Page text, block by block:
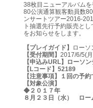
38枚目ニューアルバム
80公演通算観客動員数
ンサートツアー2016-
ト抽選先行予約販売と
をお知らせをします。
【プレイガイド】
ロー
【受付期間】 2017/6/5(
【申込みURL】
ローソ
【Lコード】 52189
【注意事項】
１回の予約
【対象公演】
◆２０１７年
８月２３日（水） ロ